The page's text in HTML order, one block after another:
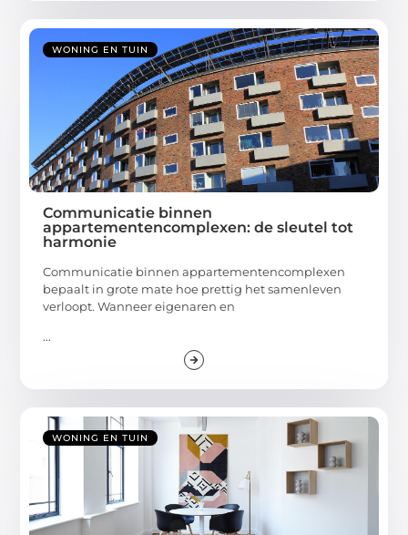
WONING EN TUIN
Communicatie binnen
appartementencomplexen: de sleutel tot
harmonie
Communicatie binnen appartementencomplexen
bepaalt in grote mate hoe prettig het samenleven
verloopt. Wanneer eigenaren en
...
WONING EN TUIN